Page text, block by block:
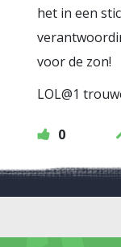
het in een
voor de zon!
LOL@1
0